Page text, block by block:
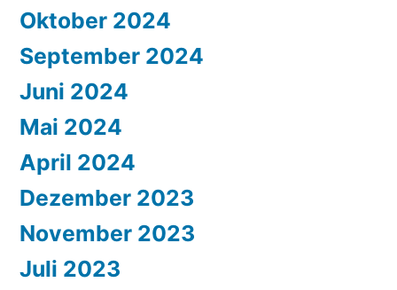
Oktober 2024
September 2024
Juni 2024
Mai 2024
April 2024
Dezember 2023
November 2023
Juli 2023